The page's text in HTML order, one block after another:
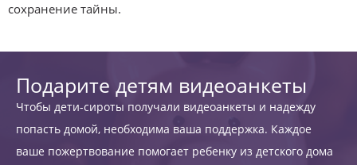
сохранение тайны.
Подарите детям видеоанкеты
Чтобы дети-сироты получали видеоанкеты и надежду
попасть домой, необходима ваша поддержка. Каждое
ваше пожертвование помогает ребенку из детского дома